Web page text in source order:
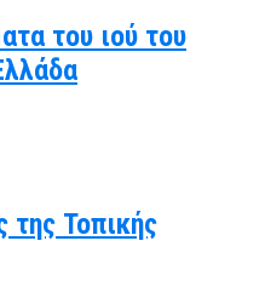
του ιού του
της Τοπικής